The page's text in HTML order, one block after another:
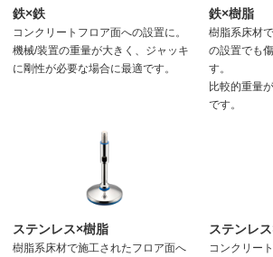
鉄×鉄
コンクリートフロア面への設置に。
機械/装置の重量が大きく、ジャッキ
に剛性が必要な場合に最適です。
鉄×樹脂
樹脂系床材
の設置でも
す。
比較的重量
です。
ステンレス×樹脂
樹脂系床材で施工されたフロア面へ
ステンレ
コンクリー